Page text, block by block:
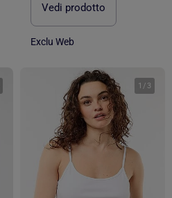
Vedi prodotto
Exclu Web
1 / 3